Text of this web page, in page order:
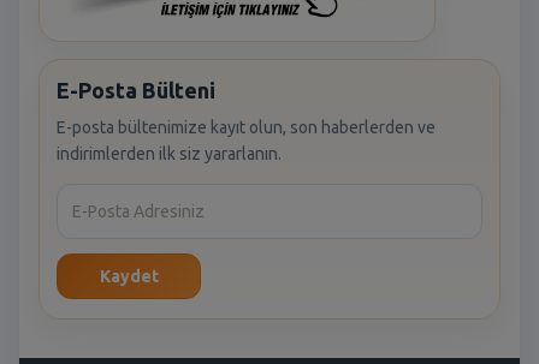
E-Posta Bülteni
E-posta bültenimize kayıt olun, son haberlerden ve
indirimlerden ilk siz yararlanın.
Kaydet